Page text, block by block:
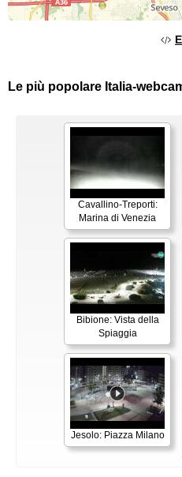
Le più popolare Italia-
Cavallino-Treporti:
Marina di Venezia
Bibione: Vista della
Spiaggia
Jesolo: Piazza Milano